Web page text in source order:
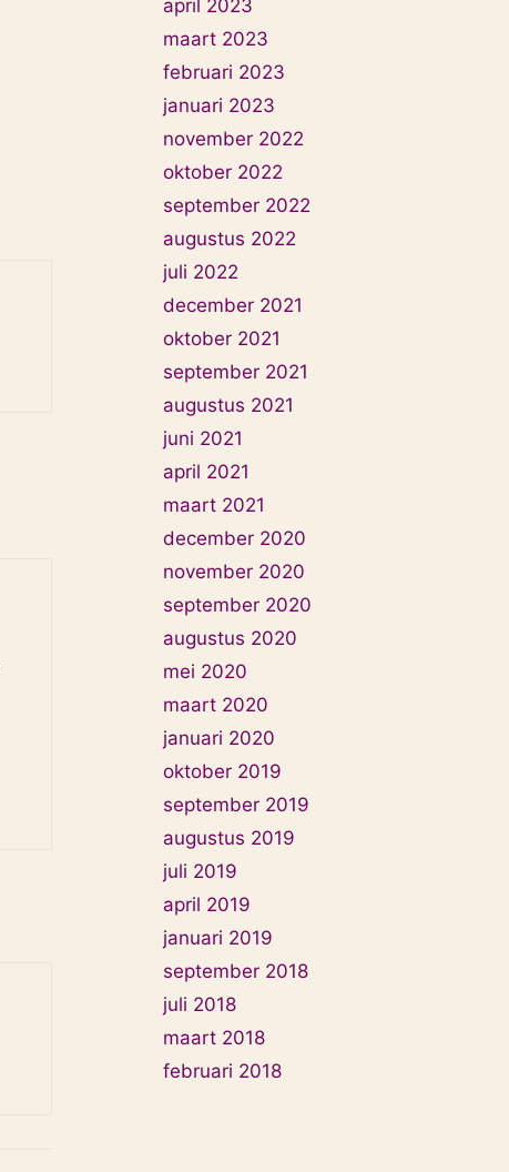
april 2023
maart 2023
februari 2023
januari 2023
november 2022
oktober 2022
september 2022
augustus 2022
juli 2022
december 2021
oktober 2021
september 2021
augustus 2021
juni 2021
april 2021
maart 2021
december 2020
november 2020
september 2020
augustus 2020
mei 2020
maart 2020
januari 2020
oktober 2019
september 2019
augustus 2019
juli 2019
april 2019
januari 2019
september 2018
juli 2018
maart 2018
februari 2018